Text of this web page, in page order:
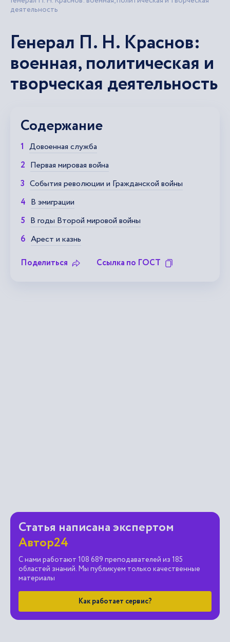
деятельность
Генерал П. Н. Краснов:
военная, политическая и
творческая деятельность
Содержание
Довоенная служба
Первая мировая война
События революции и Гражданской войны
В эмиграции
В годы Второй мировой войны
Арест и казнь
Поделиться
Ссылка по ГОСТ
Статья написана экспертом
Автор24
С нами работают 108 689 преподавателей из 185
областей знаний. Мы публикуем только качественные
материалы
Как работает сервис?